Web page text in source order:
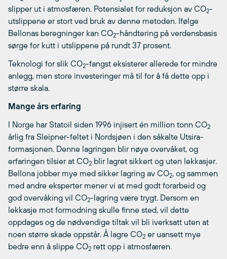
slipper ut i atmosfæren. Potensialet for reduksjon av CO2-
utslippene er stort ved bruk av denne metoden. Ifølge
Bellonas beregninger kan CO2-håndtering på verdensbasis
sørge for kutt i utslippene på rundt 37 prosent.
Teknologi for slik CO2-fangst eksisterer allerede for mindre
anlegg, men store investeringer må til for å få dette opp i
større skala.
Mange års erfaring
I Norge har Statoil siden 1996 injisert én million tonn CO2
årlig fra Sleipner-feltet i Nordsjøen i den såkalte Utsira-
formasjonen. Denne lagringen blir nøye overvåket, og
erfaringen tilsier at CO2 blir lagret sikkert og uten lekkasjer.
Bellona jobber mye med sikker lagring av CO2, og sammen
med andre eksperter mener vi at med godt forarbeid og
god overvåking vil CO2-lagring være trygt. Dersom en
lekkasje mot formodning skulle finne sted, vil dette
oppdages og de nødvendige tiltak vil bli iverksatt uten at
noen større skade oppstår. Å lagre CO2 er uansett mye
bedre enn å slippe CO2 rett opp i atmosfæren.